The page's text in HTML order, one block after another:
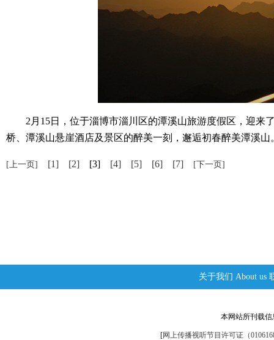
2月15日，位于淄博市淄川区的潭溪山旅游度假区，迎来
桥、潭溪山悬崖酒店及景区的醉美一刻，邂逅初春醉美潭溪山
[上一页] [1] [2] [3] [4] [5] [6] [7] [下一页]
关于我们 About us
本网站所刊载
[网上传播视听节目许可证（